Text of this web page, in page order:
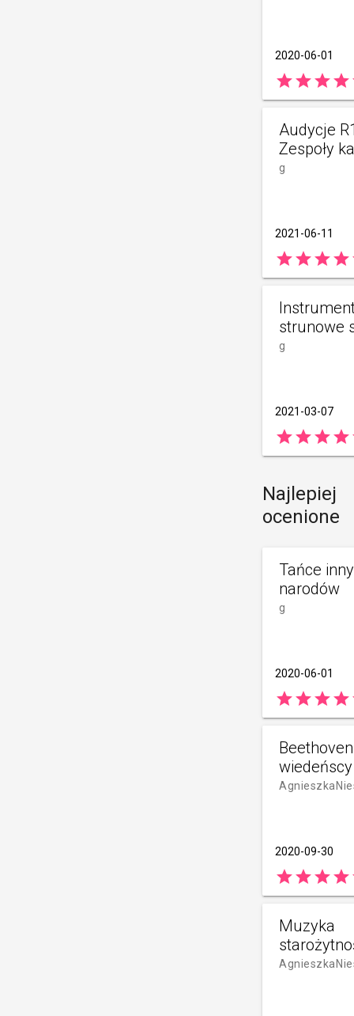
2020-06-01
starstarstarstar
Audycje
Zespoły
g
2021-06-11
starstarstarstar
strunowe
g
2021-03-07
starstarstarstar
Najlepiej
ocenione
Tańce
narodów
g
2020-06-01
starstarstarstar
wiedeńscy
2020-09-30
starstarstarstar
Muzyka